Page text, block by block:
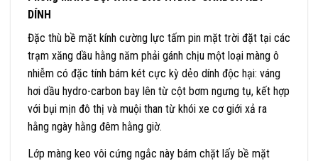
DÍNH
Đặc thù bề mặt kính cường lực tấm pin mặt trời đặt tại các
trạm xăng dầu hằng năm phải gánh chịu một loại màng ô
nhiễm có đặc tính bám két cực kỳ dẻo dính độc hại: váng
hơi dầu hydro-carbon bay lên từ cột bơm ngưng tụ, kết hợp
với bụi mịn đô thị và muội than từ khói xe cơ giới xả ra
hằng ngày hằng đêm hằng giờ.
Lớp màng keo vôi cứng ngắc này bám chặt lấy bề mặt